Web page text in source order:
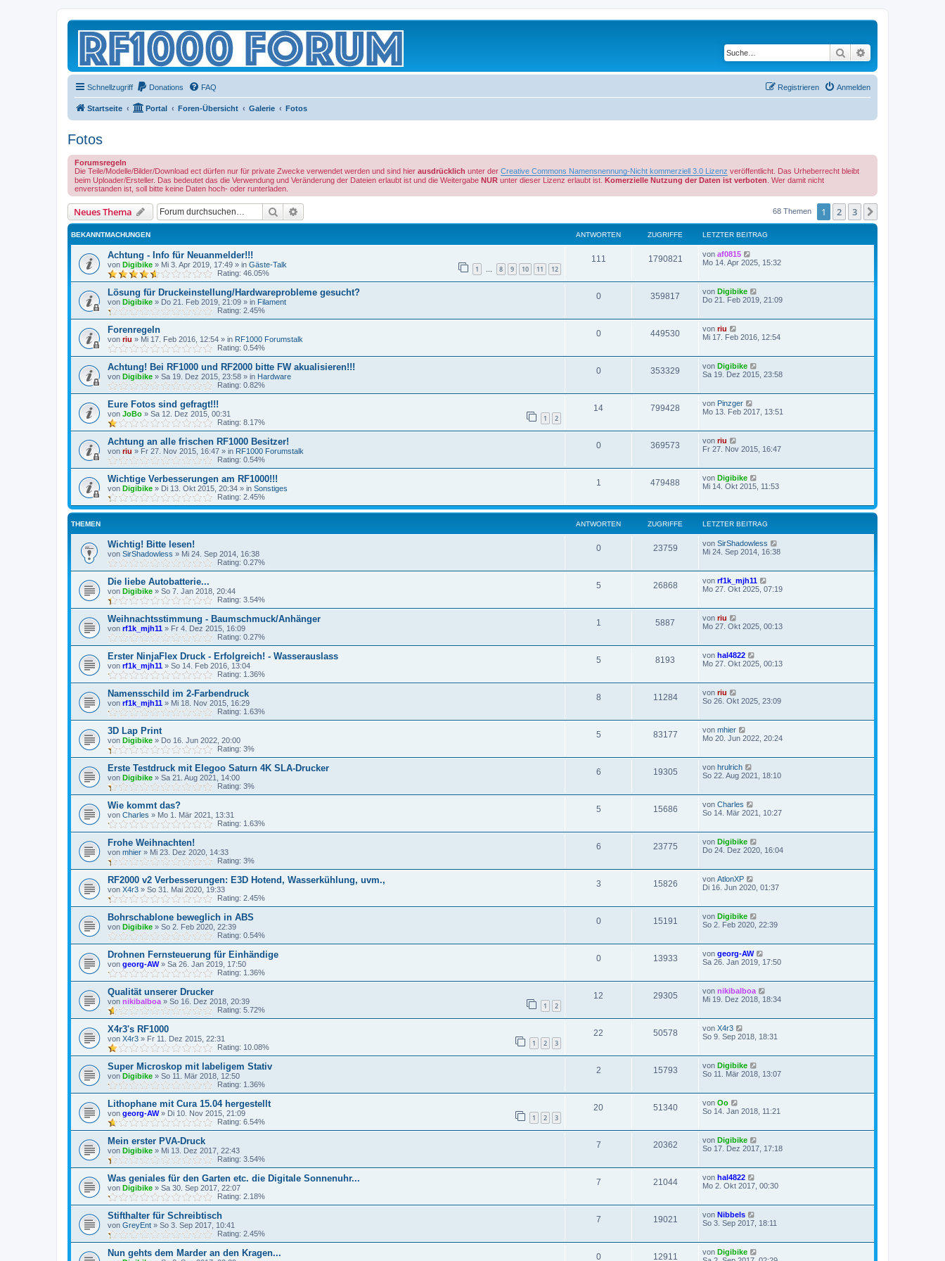
Suche
Schnellzugriff Donations FAQ Anmelden
Registrieren
Startseite Portal Foren-Übersicht Galerie Fotos
Fotos
Forumsregeln
Die Teile/Modelle/Bilder/Download ect dürfen nur für private Zwecke verwendet werden und sind hier ausdrücklich unter der Creative Commons Namensnennung-Nicht kommerziell 3.0 Lizenz veröffentlicht. Das Urheberrecht bleibt
beim Uploader/Ersteller. Das bedeutet das die Verwendung und Veränderung der Dateien erlaubt ist und die Weitergabe NUR unter dieser Lizenz erlaubt ist. Komerzielle Nutzung der Daten ist verboten . Wer damit nicht
enverstanden ist, soll bitte keine Daten hoch- oder runterladen.
Neues Thema Suche 68 Themen 1 2 3
BEKANNTMACHUNGEN ANTWORTEN ZUGRIFFE LETZTER BEITRAG
Achtung - Info für Neuanmelder!!!
von Digibike » Mi 3. Apr 2019, 17:49 » in Gäste-Talk 1 … 8 9 10 11 12
Rating: 46.05%
111 1790821 von af0815
Mo 14. Apr 2025, 15:32
Lösung für Druckeinstellung/Hardwareprobleme gesucht?
von Digibike » Do 21. Feb 2019, 21:09 » in Filament
Rating: 2.45%
0 359817 von Digibike
Do 21. Feb 2019, 21:09
Forenregeln
von riu » Mi 17. Feb 2016, 12:54 » in RF1000 Forumstalk
Rating: 0.54%
0 449530 von riu
Mi 17. Feb 2016, 12:54
Achtung! Bei RF1000 und RF2000 bitte FW akualisieren!!!
von Digibike » Sa 19. Dez 2015, 23:58 » in Hardware
Rating: 0.82%
0 353329 von Digibike
Sa 19. Dez 2015, 23:58
Eure Fotos sind gefragt!!!
von JoBo » Sa 12. Dez 2015, 00:31 1 2
Rating: 8.17%
14 799428 von Pinzger
Mo 13. Feb 2017, 13:51
Achtung an alle frischen RF1000 Besitzer!
von riu » Fr 27. Nov 2015, 16:47 » in RF1000 Forumstalk
Rating: 0.54%
0 369573 von riu
Fr 27. Nov 2015, 16:47
Wichtige Verbesserungen am RF1000!!!
von Digibike » Di 13. Okt 2015, 20:34 » in Sonstiges
Rating: 2.45%
1 479488 von Digibike
Mi 14. Okt 2015, 11:53
THEMEN ANTWORTEN ZUGRIFFE LETZTER BEITRAG
Wichtig! Bitte lesen!
von SirShadowless » Mi 24. Sep 2014, 16:38
Rating: 0.27%
0 23759 von SirShadowless
Mi 24. Sep 2014, 16:38
Die liebe Autobatterie...
von Digibike » So 7. Jan 2018, 20:44
Rating: 3.54%
5 26868 von rf1k_mjh11
Mo 27. Okt 2025, 07:19
Weihnachtsstimmung - Baumschmuck/Anhänger
von rf1k_mjh11 » Fr 4. Dez 2015, 16:09
Rating: 0.27%
1 5887 von riu
Mo 27. Okt 2025, 00:13
Erster NinjaFlex Druck - Erfolgreich! - Wasserauslass
von rf1k_mjh11 » So 14. Feb 2016, 13:04
Rating: 1.36%
5 8193 von hal4822
Mo 27. Okt 2025, 00:13
Namensschild im 2-Farbendruck
von rf1k_mjh11 » Mi 18. Nov 2015, 16:29
Rating: 1.63%
8 11284 von riu
So 26. Okt 2025, 23:09
3D Lap Print
von Digibike » Do 16. Jun 2022, 20:00
Rating: 3%
5 83177 von mhier
Mo 20. Jun 2022, 20:24
Erste Testdruck mit Elegoo Saturn 4K SLA-Drucker
von Digibike » Sa 21. Aug 2021, 14:00
Rating: 3%
6 19305 von hrulrich
So 22. Aug 2021, 18:10
Wie kommt das?
von Charles » Mo 1. Mär 2021, 13:31
Rating: 1.63%
5 15686 von Charles
So 14. Mär 2021, 10:27
Frohe Weihnachten!
von mhier » Mi 23. Dez 2020, 14:33
Rating: 3%
6 23775 von Digibike
Do 24. Dez 2020, 16:04
RF2000 v2 Verbesserungen: E3D Hotend, Wasserkühlung, uvm.,
von X4r3 » So 31. Mai 2020, 19:33
Rating: 2.45%
3 15826 von AtlonXP
Di 16. Jun 2020, 01:37
Bohrschablone beweglich in ABS
von Digibike » So 2. Feb 2020, 22:39
Rating: 0.54%
0 15191 von Digibike
So 2. Feb 2020, 22:39
Drohnen Fernsteuerung für Einhändige
von georg-AW» Sa 26. Jan 2019, 17:50
Rating: 1.36%
0 13933 von georg-AW
Sa 26. Jan 2019, 17:50
Qualität unserer Drucker
von nikibalboa » So 16. Dez 2018, 20:39 1 2
Rating: 5.72%
12 29305 von nikibalboa
Mi 19. Dez 2018, 18:34
X4r3's RF1000
von X4r3 » Fr 11. Dez 2015, 22:31 1 2 3
Rating: 10.08%
22 50578 von X4r3
So 9. Sep 2018, 18:31
Super Microskop mit labeligem Stativ
von Digibike » So 11. Mär 2018, 12:50
Rating: 1.36%
2 15793 von Digibike
So 11. Mär 2018, 13:07
Lithophane mit Cura 15.04 hergestellt
von georg-AW» Di 10. Nov 2015, 21:09 1 2 3
Rating: 6.54%
20 51340 von Oo
So 14. Jan 2018, 11:21
Mein erster PVA-Druck
von Digibike » Mi 13. Dez 2017, 22:43
Rating: 3.54%
7 20362 von Digibike
So 17. Dez 2017, 17:18
Was geniales für den Garten etc. die Digitale Sonnenuhr...
von Digibike » Sa 30. Sep 2017, 22:07
Rating: 2.18%
7 21044 von hal4822
Mo 2. Okt 2017, 00:30
Stifthalter für Schreibtisch
von GreyEnt » So 3. Sep 2017, 10:41
Rating: 2.45%
7 19021 von Nibbels
So 3. Sep 2017, 18:11
Nun gehts dem Marder an den Kragen... 0 12911 von Digibike